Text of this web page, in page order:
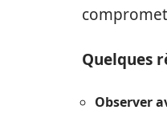
Quelques
Observer